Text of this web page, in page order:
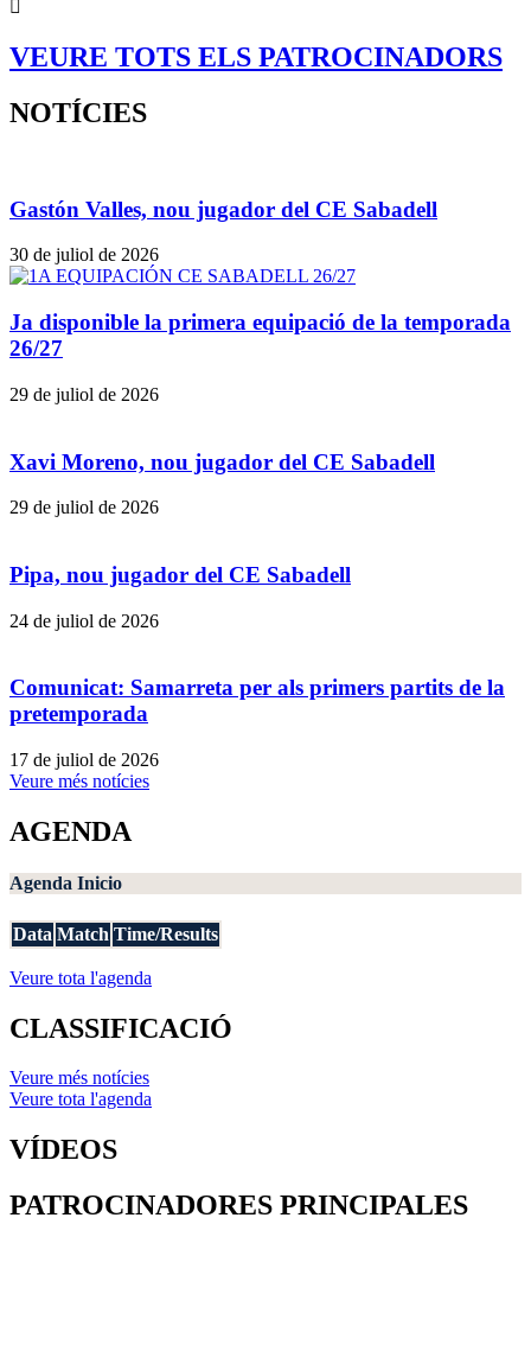
VEURE TOTS ELS PATROCINADORS
NOTÍCIES
Gastón Valles, nou jugador del CE Sabadell
30 de juliol de 2026
Ja disponible la primera equipació de la temporada
26/27
29 de juliol de 2026
Xavi Moreno, nou jugador del CE Sabadell
29 de juliol de 2026
Pipa, nou jugador del CE Sabadell
24 de juliol de 2026
Comunicat: Samarreta per als primers partits de la
pretemporada
17 de juliol de 2026
Veure més notícies
AGENDA
Agenda Inicio
Data Match Time/Results
Veure tota l'agenda
CLASSIFICACIÓ
Veure més notícies
Veure tota l'agenda
VÍDEOS
PATROCINADORES PRINCIPALES